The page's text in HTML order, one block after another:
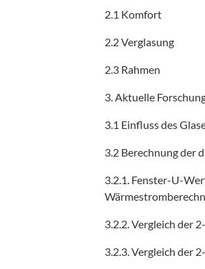
2.1 Komfort
2.2 Verglasung
2.3 Rahmen
3. Aktuelle
3.1 Einfluss des
3.2 Berechnung der
3.2.1. Fenster-U-
3.2.2. Vergleich der
3.2.3. Vergleich der